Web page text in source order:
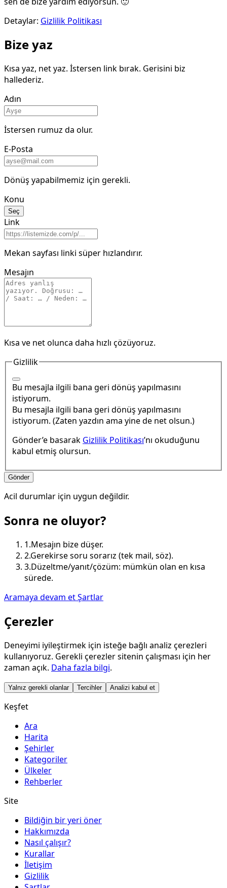
Detaylar: Gizlilik Politikası
Bize yaz
Kısa yaz, net yaz. İstersen link bırak. Gerisini biz
hallederiz.
Adın
İstersen rumuz da olur.
E-Posta
Dönüş yapabilmemiz için gerekli.
Konu
Seç
Link
Mekan sayfası linki süper hızlandırır.
Mesajın
Kısa ve net olunca daha hızlı çözüyoruz.
Gizlilik
Bu mesajla ilgili bana geri dönüş yapılmasını
istiyorum.
Bu mesajla ilgili bana geri dönüş yapılmasını
istiyorum. (Zaten yazdın ama yine de net olsun.)
Gönder’e basarak Gizlilik Politikası’nı okuduğunu
kabul etmiş olursun.
Gönder
Acil durumlar için uygun değildir.
Sonra ne oluyor?
1.Mesajın bize düşer.
2.Gerekirse soru sorarız (tek mail, söz).
3.Düzeltme/yanıt/çözüm: mümkün olan en kısa
sürede.
Aramaya devam etŞartlar
Çerezler
Deneyimi iyileştirmek için isteğe bağlı analiz çerezleri
kullanıyoruz. Gerekli çerezler sitenin çalışması için her
zaman açık. Daha fazla bilgi.
Yalnız gerekli olanlar Tercihler Analizi kabul et
Keşfet
Ara
Harita
Şehirler
Kategoriler
Ülkeler
Rehberler
Site
Bildiğin bir yeri öner
Hakkımızda
Nasıl çalışır?
Kurallar
İletişim
Gizlilik